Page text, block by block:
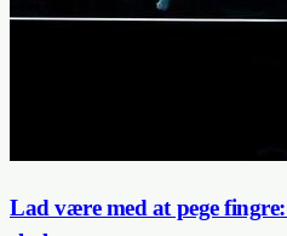
Lad være med at pege